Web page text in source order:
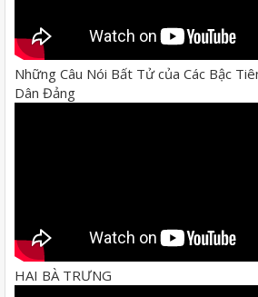
Những Câu Nói Bất Tử của Các Bậc
Dân Đảng
HAI BÀ TRƯNG